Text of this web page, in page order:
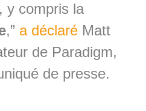
y compris la
,” a déclaré Matt
de Paradigm,
de presse.